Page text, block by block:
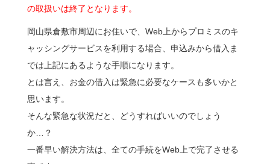
の取扱いは終了となります。
岡山県倉敷市周辺にお住いで、Web上からプロミスのキ
ャッシングサービスを利用する場合、申込みから借入ま
では上記にあるような手順になります。
とは言え、お金の借入は緊急に必要なケースも多いかと
思います。
そんな緊急な状況だと、どうすればいいのでしょう
か…？
一番早い解決方法は、全ての手続をWeb上で完了させる